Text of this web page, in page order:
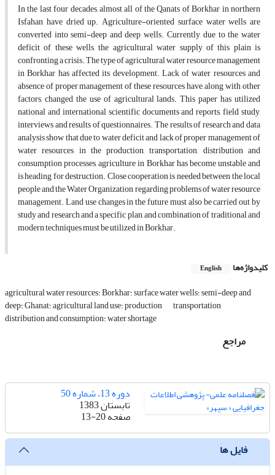
In the last four decades, almost all of the Qanats of Borkhar in northern
Isfahan have dried up. Agriculture-oriented surface water wells are
converted into semi-deep and deep wells. Currently, due to the water
deficit of these wells, the agricultural water supply of this plain is
confronting a crisis. The type of agricultural water resource management
in Borkhar has affected its development. Lack of water resources and
absence of proper management of these resources have, along with other
factors, changed the use of agricultural lands. This paper has utilized
national and international scientific documents and reports, field study,
interviews and results of questionnaires. The results of research and data
analysis show that due to water deficit and lack of proper management of
water resources in the production, transportation, distribution and
consumption processes, agriculture in Borkhar has become unstable and
is heading for destruction. Close cooperation is needed between the local
people and the Water Organization regarding problems of water resource
management. Land use changes in the future must also be carried out by
study and research and a specific plan, and combination of traditional and
modern techniques must be utilized in Borkhar.
کلیدواژه‌ها English
agricultural water resources؛ Borkhar؛ surface water wells؛ semi-deep and
deep؛ Ghanat؛ agricultural land use؛ production transportation
distribution and consumption؛ water shortage
مراجع
دوره 13، شماره 50
تابستان 1383
صفحه13-20
فایل ها